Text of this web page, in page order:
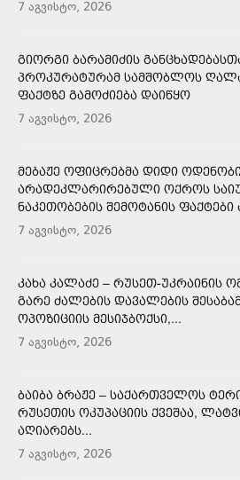
7 აგვისტო, 2026
ᲒᲘᲝᲠᲒᲘ ᲑᲐᲠᲐᲛᲘᲫᲘᲡ
ᲞᲠᲝᲙᲣᲠᲐᲢᲣᲠᲐᲛ ᲡᲐᲛᲨᲝᲑᲚᲝᲡ
ᲤᲐᲥᲢᲖᲔ ᲒᲐᲛᲝᲫᲘᲔᲑᲐ ᲓᲐᲘᲬᲧᲝ
7 აგვისტო, 2026
ᲛᲔᲑᲐᲟᲔ ᲝᲤᲘᲪᲠᲔᲑᲛᲐ ᲓᲘᲓᲘ
ᲐᲠᲐᲓᲔᲙᲚᲐᲠᲘᲠᲔᲑᲣᲚᲘ ᲝᲥᲠᲝᲡ
ᲜᲐᲙᲔᲗᲝᲑᲔᲑᲘᲡ ᲨᲔᲛᲝᲢᲐᲜᲘᲡ ᲤᲐᲥᲢᲔᲑᲘ
7 აგვისტო, 2026
ᲙᲐᲮᲐ ᲙᲐᲚᲐᲫᲔ – ᲠᲣᲡᲔᲗ-ᲣᲙᲠᲐᲘᲜᲘᲡ
ᲒᲐᲠᲔ ᲫᲐᲚᲔᲑᲘᲡ ᲓᲐᲕᲐᲚᲔᲑᲘᲡ
ᲝᲞᲝᲖᲘᲪᲘᲘᲡ ᲛᲔᲡᲘᲯᲑᲝᲥᲡᲘ,...
7 აგვისტო, 2026
ᲑᲐᲘᲑᲐ ᲑᲠᲐᲟᲔ – ᲡᲐᲥᲐᲠᲗᲕᲔᲚᲝᲡ
ᲠᲣᲡᲔᲗᲘᲡ ᲝᲙᲣᲞᲐᲪᲘᲘᲡ ᲥᲕᲔᲨᲐᲐ,
ᲐᲦᲘᲐᲠᲔᲑᲡ...
7 აგვისტო, 2026